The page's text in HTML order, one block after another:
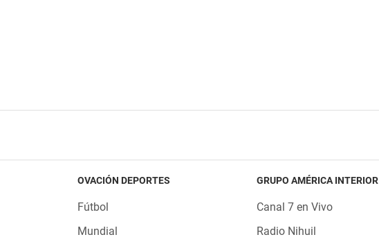
OVACIÓN DEPORTES
Fútbol
Mundial
GRUPO AMÉRICA INTERIOR
Canal 7 en Vivo
Radio Nihuil